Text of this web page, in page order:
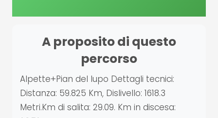
A proposito di questo
percorso
Alpette+Pian del lupo Dettagli tecnici:
Distanza: 59.825 Km, Dislivello: 1618.3
Metri.Km di salita: 29.09. Km in discesa: